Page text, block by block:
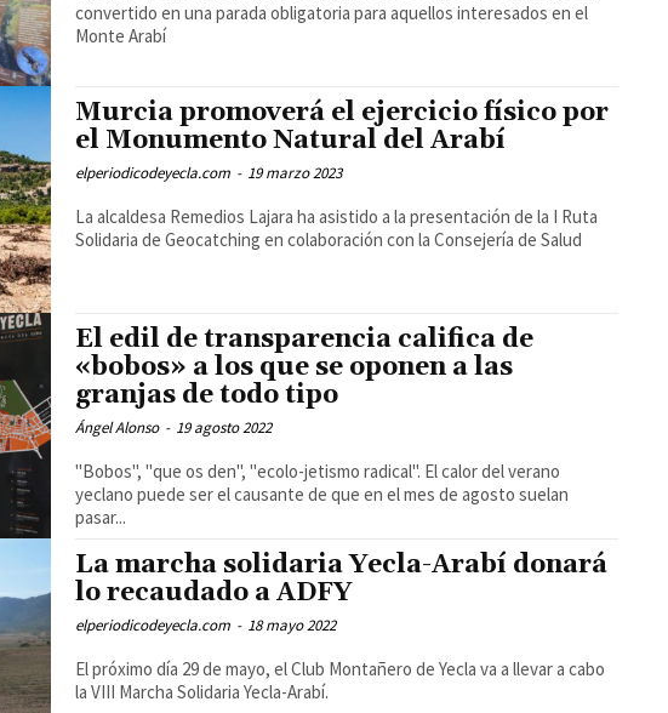
convertido en una parada obligatoria para aquellos interesados en el
Monte Arabí
Murcia promoverá el ejercicio físico por
el Monumento Natural del Arabí
elperiodicodeyecla.com - 19 marzo 2023
La alcaldesa Remedios Lajara ha asistido a la presentación de la I Ruta
Solidaria de Geocatching en colaboración con la Consejería de Salud
El edil de transparencia califica de
«bobos» a los que se oponen a las
granjas de todo tipo
Ángel Alonso - 19 agosto 2022
"Bobos", "que os den", "ecolo-jetismo radical". El calor del verano
yeclano puede ser el causante de que en el mes de agosto suelan
pasar...
La marcha solidaria Yecla-Arabí donará
lo recaudado a ADFY
elperiodicodeyecla.com - 18 mayo 2022
El próximo día 29 de mayo, el Club Montañero de Yecla va a llevar a cabo
la VIII Marcha Solidaria Yecla-Arabí.